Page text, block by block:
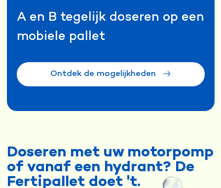
A en B tegelijk doseren op een
mobiele pallet
Ontdek de mogelijkheden
Doseren met uw motorpomp
of vanaf een hydrant? De
Fertipallet doet 't.